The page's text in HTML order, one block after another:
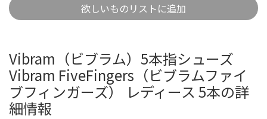
欲しいものリストに追加
Vibram（ビブラム）5本指シューズ
Vibram FiveFingers（ビブラムファイ
ブフィンガーズ） レディース 5本の詳
細情報